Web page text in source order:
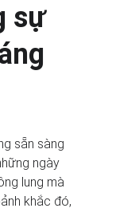
sự
sẵn sàng
ngày
lung mà
khắc đó,